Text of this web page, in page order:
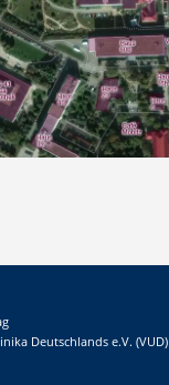
Deutschlands e.V. (VUD)